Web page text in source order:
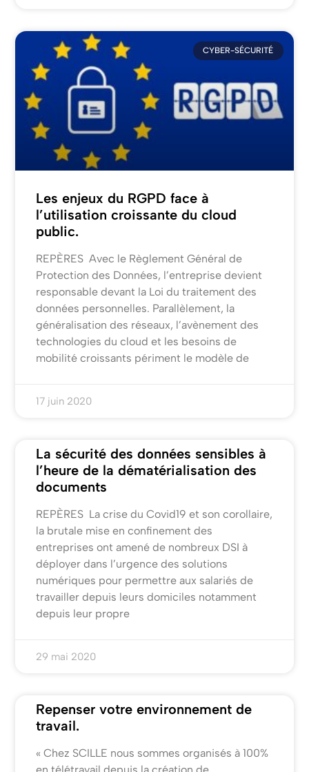
CYBER-SÉCURITÉ
Les enjeux du RGPD face à
l’utilisation croissante du cloud
public.
REPÈRES Avec le Règlement Général de
Protection des Données, l’entreprise devient
responsable devant la Loi du traitement des
données personnelles. Parallèlement, la
généralisation des réseaux, l’avènement des
technologies du cloud et les besoins de
mobilité croissants périment le modèle de
17 juin 2020
La sécurité des données sensibles à
l’heure de la dématérialisation des
documents
REPÈRES La crise du Covid19 et son corollaire,
la brutale mise en confinement des
entreprises ont amené de nombreux DSI à
déployer dans l’urgence des solutions
numériques pour permettre aux salariés de
travailler depuis leurs domiciles notamment
depuis leur propre
29 mai 2020
Repenser votre environnement de
travail.
« Chez SCILLE nous sommes organisés à 100%